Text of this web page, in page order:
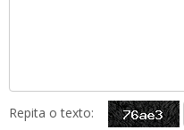
Repita o texto: